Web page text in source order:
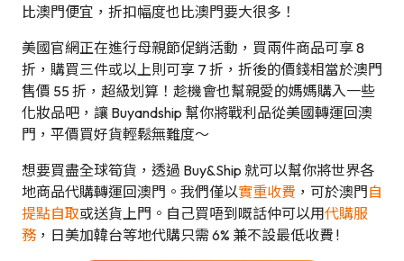
比澳門便宜，折扣幅度也比澳門要大很多！
美國官網正在進行母親節促銷活動，買兩件商品可享 8
折，購買三件或以上則可享 7 折，折後的價錢相當於澳門
售價 55 折，超級划算！趁機會也幫親愛的媽媽購入一些
化妝品吧，讓 Buyandship 幫你將戰利品從美國轉運回澳
門，平價買好貨輕鬆無難度～
想要買盡全球筍貨，透過 Buy&Ship 就可以幫你將世界各
地商品代購轉運回澳門。我們僅以實重收費 ，可於澳門自
提點自取或送貨上門。自己買唔到嘅話仲可以用代購服
務 ，日美加韓台等地代購只需 6% 兼不設最低收費 !